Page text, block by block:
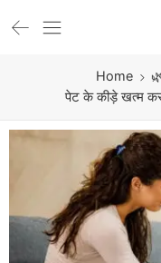
Home
पेट के कीड़े खत्म